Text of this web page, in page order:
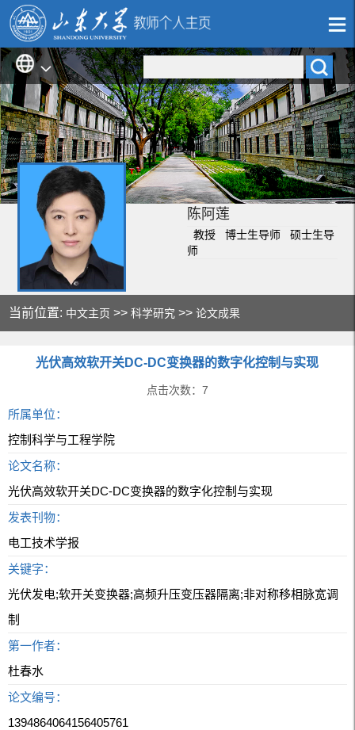
陈阿莲
教授 博士生导师 硕士生导
师
当前位置: 中文主页 >>科学研究 >>论文成果
光伏高效软开关DC-DC变换器的数字化控制与实现
点击次数： 7
所属单位：
控制科学与工程学院
论文名称：
光伏高效软开关DC-DC变换器的数字化控制与实现
发表刊物：
电工技术学报
关键字：
光伏发电;软开关变换器;高频升压变压器隔离;非对称移相脉宽调
制
第一作者：
杜春水
论文编号：
1394864064156405761